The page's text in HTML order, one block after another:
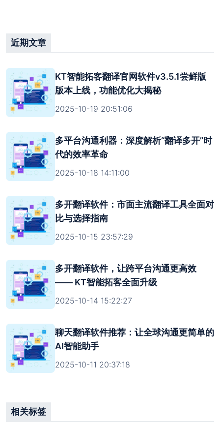
近期文章
KT智能拓客翻译官网软件v3.5.1尝鲜版
版本上线，功能优化大揭秘
2025-10-19 20:51:06
多平台沟通利器：深度解析“翻译多开”时
代的效率革命
2025-10-18 14:11:00
多开翻译软件：市面主流翻译工具全面对
比与选择指南
2025-10-15 23:57:29
多开翻译软件，让跨平台沟通更高效
—— KT智能拓客全面升级
2025-10-14 15:22:27
聊天翻译软件推荐：让全球沟通更简单的
AI智能助手
2025-10-11 20:37:18
相关标签